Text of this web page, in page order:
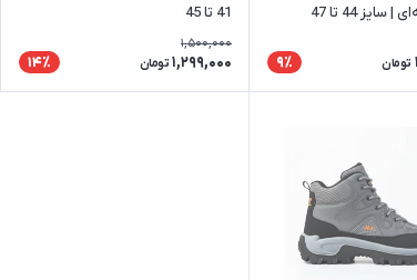
44 تا 47
تومان 9٪
41 تا 45
1,500,000
1,299,000 تومان 14٪